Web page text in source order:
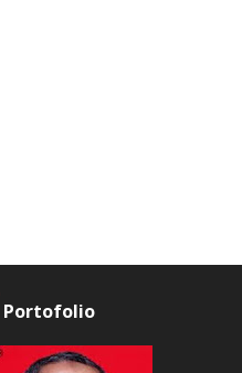
Portofolio